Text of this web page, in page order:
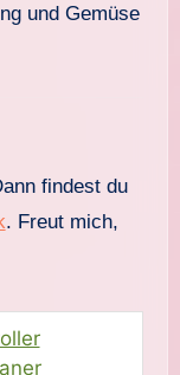
und Gemüse
findest du
. Freut mich,